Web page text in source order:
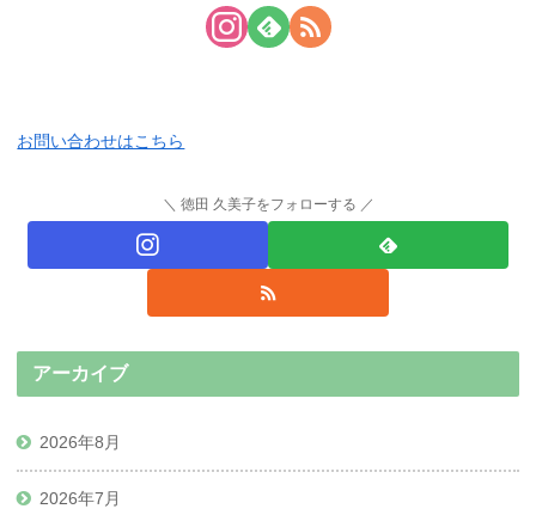
お問い合わせはこちら
徳田 久美子をフォローする
アーカイブ
2026年8月
2026年7月